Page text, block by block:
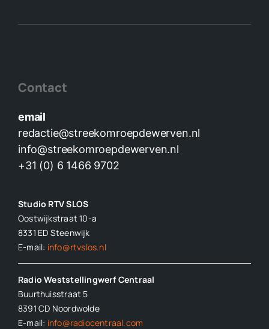
Contact
email
redactie@streekomroepdewerven.nl
info@streekomroepdewerven.nl
+31 (0) 6 1466 9702
Studio RTV SLOS
Oostwijkstraat 10-a
8331 ED Steenwijk
E-mail: info@rtvslos.nl
Radio Weststellingwerf Centraal
Buurthuisstraat 5
8391 CD Noordwolde
E-mail: info@radiocentraal.com